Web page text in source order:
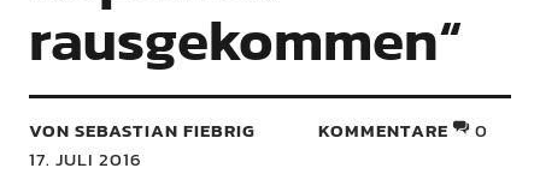
rausgekommen“
VON SEBASTIAN FIEBRIG
17. JULI 2016
KOMMENTARE 0